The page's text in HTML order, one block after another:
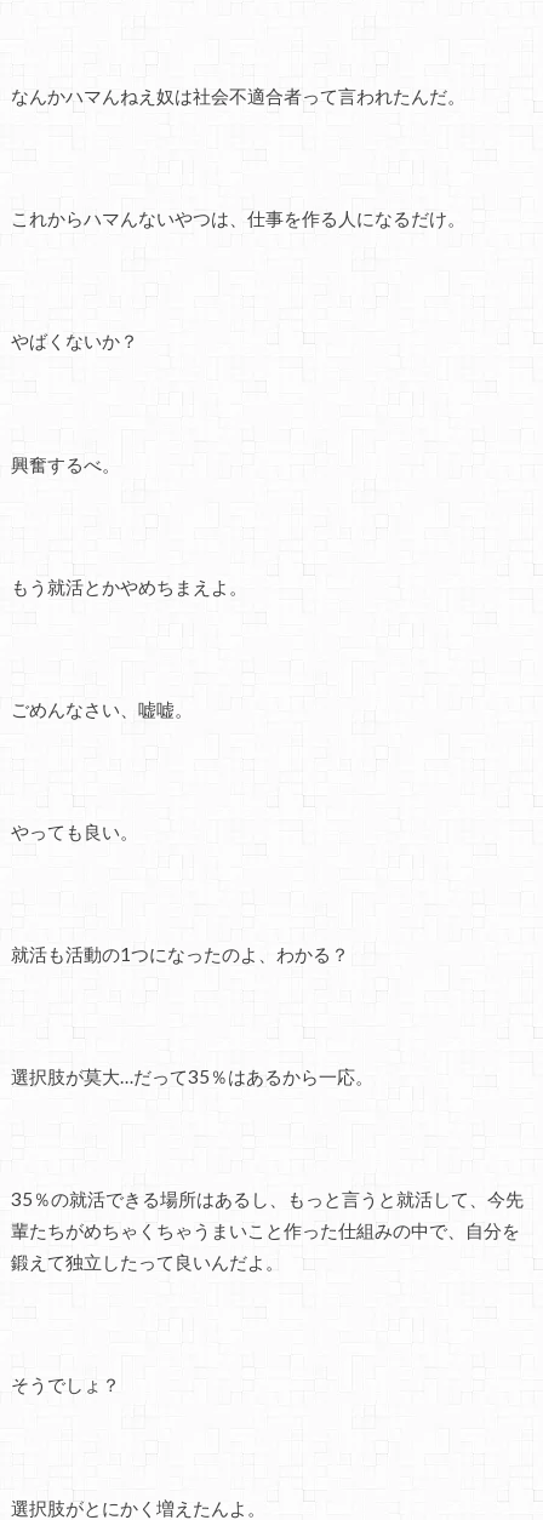
なんかハマんねえ奴は社会不適合者って言われたんだ。
これからハマんないやつは、仕事を作る人になるだけ。
やばくないか？
興奮するべ。
もう就活とかやめちまえよ。
ごめんなさい、嘘嘘。
やっても良い。
就活も活動の1つになったのよ、わかる？
選択肢が莫大…だって35％はあるから一応。
35％の就活できる場所はあるし、もっと言うと就活して、今先
輩たちがめちゃくちゃうまいこと作った仕組みの中で、自分を
鍛えて独立したって良いんだよ。
そうでしょ？
選択肢がとにかく増えたんよ。